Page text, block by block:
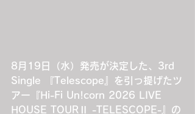
8月19日（水）発売が決定した、3rd
Single 『Telescope』を引っ提げたツ
アー『Hi-Fi Un!corn 2026 LIVE
HOUSE TOURⅡ -TELESCOPE-』の